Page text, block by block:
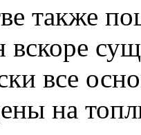
также
вскоре
все
на